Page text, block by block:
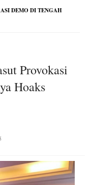
DEMO DI TENGAH
Provokasi
Hoaks